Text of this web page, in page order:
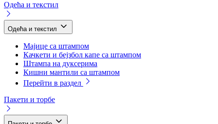
Одећа и текстил
Одећа и текстил
Мајице са штампом
Качкети и бејзбол капе са штампом
Штампа на дуксерима
Кишни мантили са штампом
Перейти в раздел
Пакети и торбе